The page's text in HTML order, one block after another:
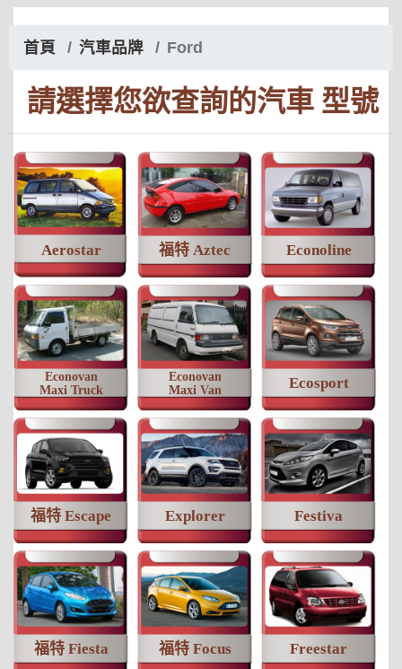
首頁 汽車品牌 Ford
請選擇您欲查詢的汽車 型號
Aerostar 福特 Aztec Econoline
Econovan
Maxi Truck
Econovan
Maxi Van
Ecosport
福特 Escape Explorer Festiva
福特 Fiesta 福特 Focus Freestar